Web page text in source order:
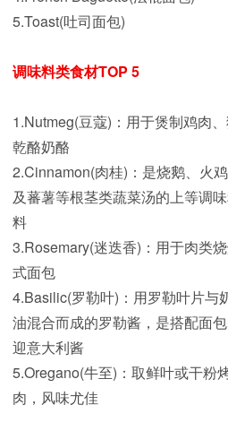
5.Toast(吐司面包)
调味料类食材TOP 5
1.Nutmeg(豆蔻)：用于煲制鸡肉
乾酪奶酪
2.Cinnamon(肉桂)：是烧鹅、火
及蕃薯等根茎类蔬菜汤的上等调
料
3.Rosemary(迷迭香)：用于肉类
式面包
4.Basilic(罗勒叶)：用罗勒叶片与
油混合而成的罗勒酱，是搭配面
迎意大利酱
5.Oregano(牛至)：取鲜叶或干粉
肉，风味尤佳